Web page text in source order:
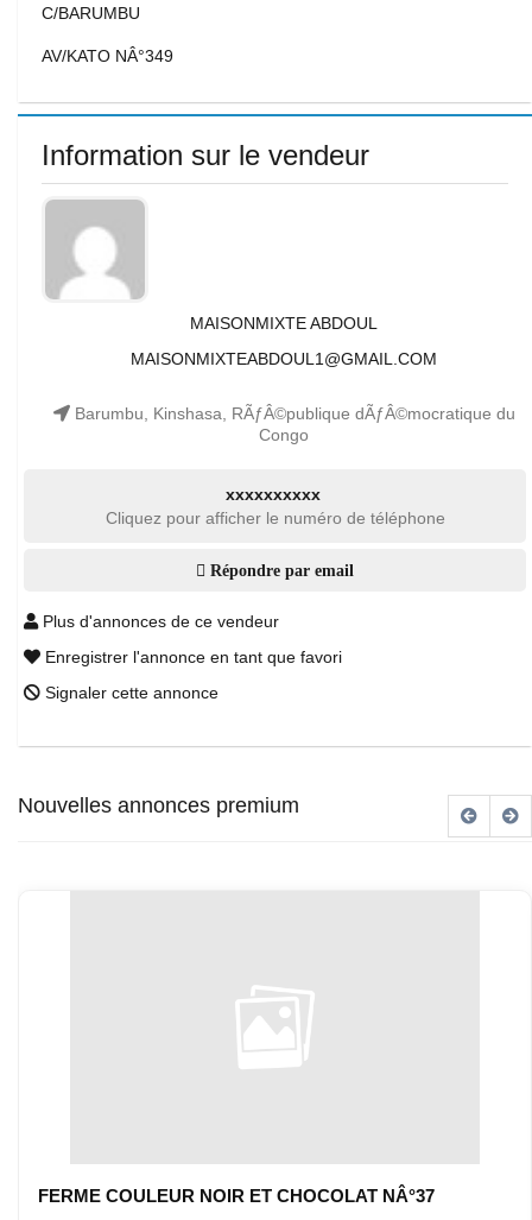
C/BARUMBU
AV/KATO NÂ°349
Information sur le vendeur
MAISONMIXTE ABDOUL
MAISONMIXTEABDOUL1@GMAIL.COM
Barumbu, Kinshasa, RÃƒÂ©publique dÃƒÂ©mocratique du
Congo
xxxxxxxxxx
Cliquez pour afficher le numéro de téléphone
Répondre par email
Plus d'annonces de ce vendeur
Enregistrer l'annonce en tant que favori
Signaler cette annonce
Nouvelles annonces premium
FERME COULEUR NOIR ET CHOCOLAT NÂ°37